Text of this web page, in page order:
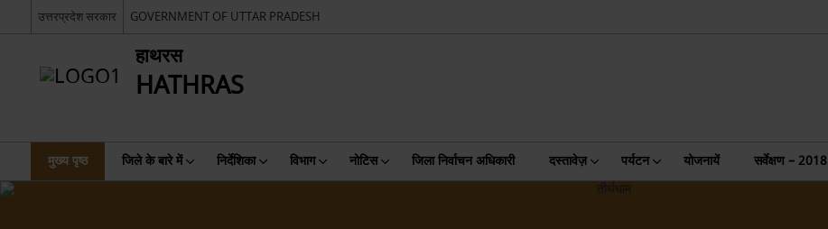
उत्तरप्रदेश सरकार GOVERNMENT OF UTTAR PRADESH
हाथरस
HATHRAS
मुख्य पृष्ठ जिले के बारे में निर्देशिका विभाग नोटिस जिला निर्वाचन अधिकारी दस्तावेज़ पर्यटन योजनायें सर्वेक्षण – 2018